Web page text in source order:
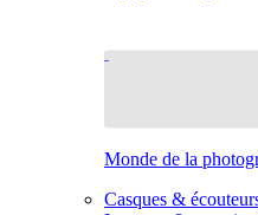
Monde de la
Casques &